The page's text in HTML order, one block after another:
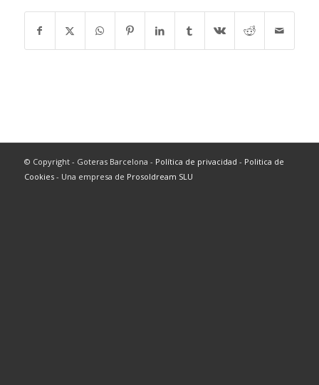
© Copyright - Goteras Barcelona - Política de privacidad - Politica de
Cookies- Una empresa de Prosoldream SLU